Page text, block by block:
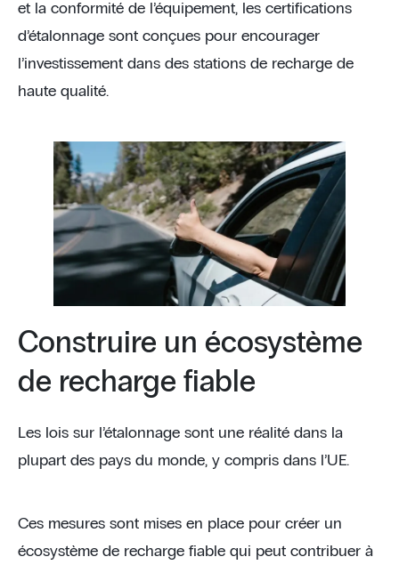
et la conformité de l’équipement, les certifications
d’étalonnage sont conçues pour encourager
l’investissement dans des stations de recharge de
haute qualité.
Construire un écosystème
de recharge fiable
Les lois sur l’étalonnage sont une réalité dans la
plupart des pays du monde, y compris dans l’UE.
Ces mesures sont mises en place pour créer un
écosystème de recharge fiable qui peut contribuer à